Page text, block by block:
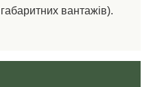
вантажів).